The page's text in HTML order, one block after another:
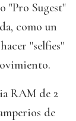
"Pro Sugest"
como un
"selfies"
RAM de 2
de